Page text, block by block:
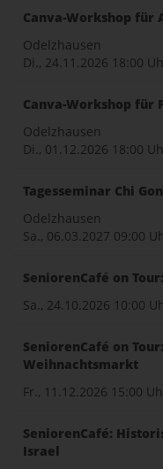
Canva-Workshop für
Odelzhausen
Di., 24.11.2026 18:00
Canva-Workshop für
Odelzhausen
Di., 01.12.2026 18:00
Tagesseminar Chi
Odelzhausen
Sa., 06.03.2027 09:00
SeniorenCafé on
Sa., 24.10.2026 10:00
SeniorenCafé on
Weihnachtsmarkt
Fr., 11.12.2026 15:00
SeniorenCafé:
Israel